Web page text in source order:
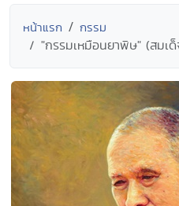
หน้าแรก กรรม
"กรรมเหมือนยาพิษ" (สมเ